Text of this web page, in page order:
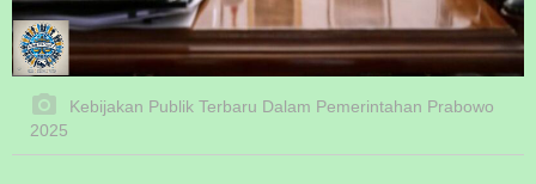
Kebijakan Publik Terbaru Dalam Pemerintahan Prabowo
2025